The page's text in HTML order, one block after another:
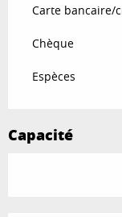
Carte bancaire/
Chèque
Espèces
Capacité